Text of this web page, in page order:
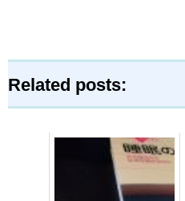
Related posts: